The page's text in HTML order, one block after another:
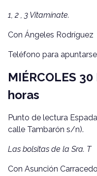
1, 2 , 3 Vitamínate.
Con Ángeles Rodríguez
Teléfono para
MIÉRCOLES
horas
Punto de lectura
calle Tambarón s/n).
Las bolsitas de la Sra. T
Con Asunción Carracedo